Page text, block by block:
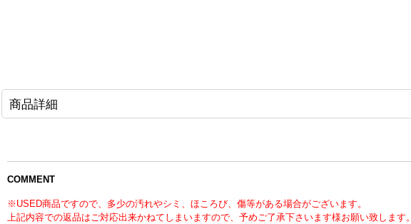
商品詳細
COMMENT
※USED商品ですので、多少の汚れやシミ、ほころび、傷等がある場合がございます。
上記内容での返品はご対応出来かねてしまいますので、予めご了承下さいます様お願い致します。